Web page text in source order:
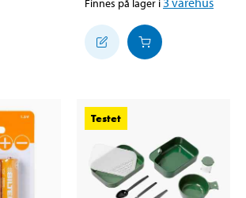
Finnes på lager i
Testet